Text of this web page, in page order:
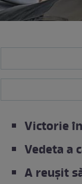
Victorie
Vedeta a
A reușit